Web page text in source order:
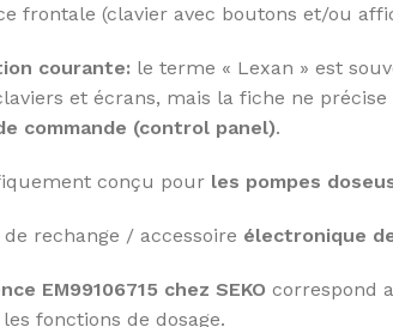
frontale (clavier avec boutons et/ou
courante: le terme « Lexan » est
et écrans, mais la fiche ne
commande (control panel).
conçu pour les pompes
de rechange / accessoire électronique
EM99106715 chez SEKO correspond
fonctions de dosage.